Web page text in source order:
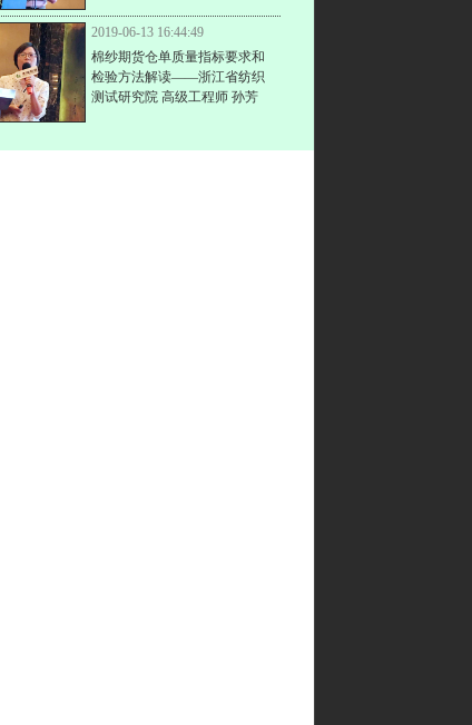
2019-06-13 16:44:49
棉纱期货仓单质量指标要求和
检验方法解读——浙江省纺织
测试研究院 高级工程师 孙芳